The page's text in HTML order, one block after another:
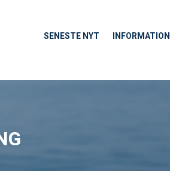
SENESTE NYT INFORMATION